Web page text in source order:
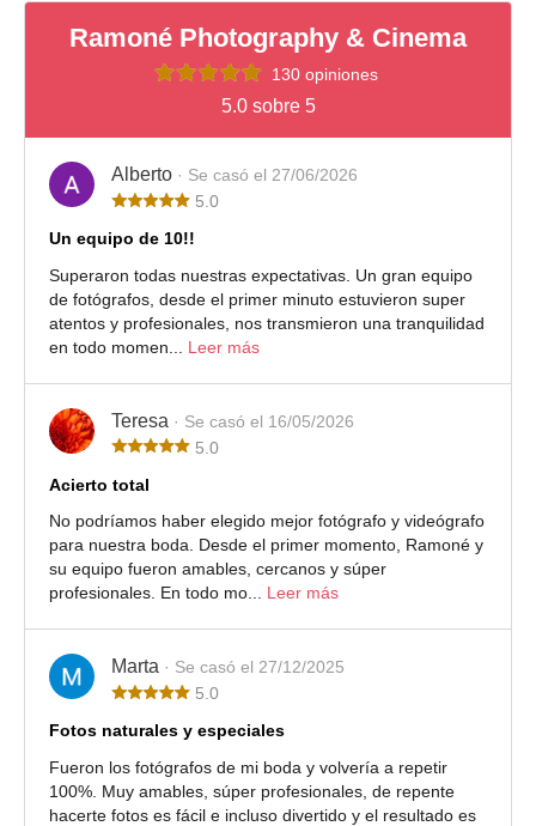
Ramoné Photography & Cinema
130 opiniones
5.0 sobre 5
Alberto · Se casó el 27/06/2026
5.0
Un equipo de 10!!
Superaron todas nuestras expectativas. Un gran equipo
de fotógrafos, desde el primer minuto estuvieron super
atentos y profesionales, nos transmieron una tranquilidad
en todo momen... Leer más
Teresa · Se casó el 16/05/2026
5.0
Acierto total
No podríamos haber elegido mejor fotógrafo y videógrafo
para nuestra boda. Desde el primer momento, Ramoné y
su equipo fueron amables, cercanos y súper
profesionales. En todo mo... Leer más
Marta · Se casó el 27/12/2025
5.0
Fotos naturales y especiales
Fueron los fotógrafos de mi boda y volvería a repetir
100%. Muy amables, súper profesionales, de repente
hacerte fotos es fácil e incluso divertido y el resultado es